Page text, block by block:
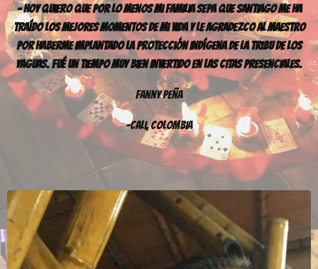
– Hoy Quiero Que Por Lo Menos Mi Familia Sepa Que Santiago Me Ha
Traído Los Mejores Momentos De Mi Vida Y Le Agradezco Al Maestro
Por Haberme Implantado La Protección Indígena De La Tribu De Los
Yaguas. Fué un Tiempo Muy Bien Invertido En Las Citas Presenciales.
Fanny Peña
–Cali, Colombia